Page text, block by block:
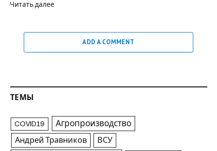
Читать далее
ADD A COMMENT
ТЕМЫ
COVID19 Агропроизводство
Андрей Травников ВСУ